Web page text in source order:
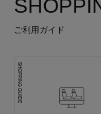
ご利用ガイド
SHOPPING GUIDE